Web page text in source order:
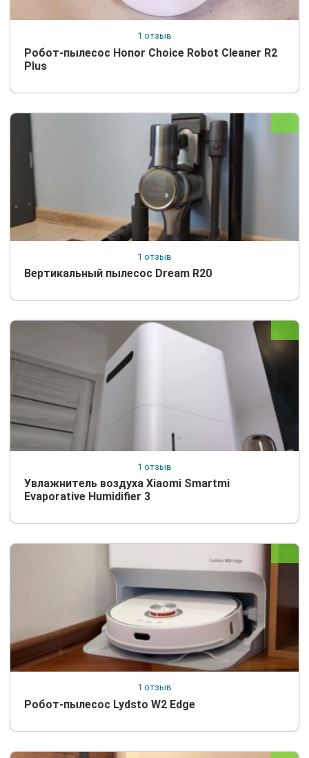
1 отзыв
Робот-пылесос Honor Choice Robot Cleaner R2
Plus
1 отзыв
Вертикальный пылесос Dream R20
1 отзыв
Увлажнитель воздуха Xiaomi Smartmi
Evaporative Humidifier 3
1 отзыв
Робот-пылесос Lydsto W2 Edge